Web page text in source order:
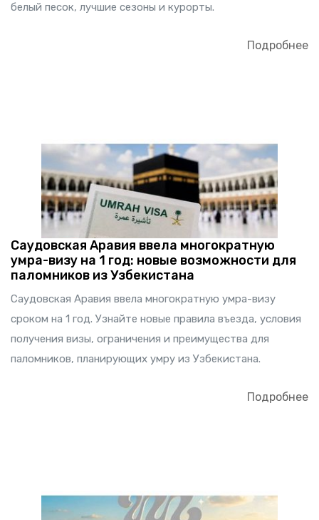
белый песок, лучшие сезоны и курорты.
Подробнее
Саудовская Аравия ввела многократную
умра-визу на 1 год: новые возможности для
паломников из Узбекистана
Саудовская Аравия ввела многократную умра-визу
сроком на 1 год. Узнайте новые правила въезда, условия
получения визы, ограничения и преимущества для
паломников, планирующих умру из Узбекистана.
Подробнее